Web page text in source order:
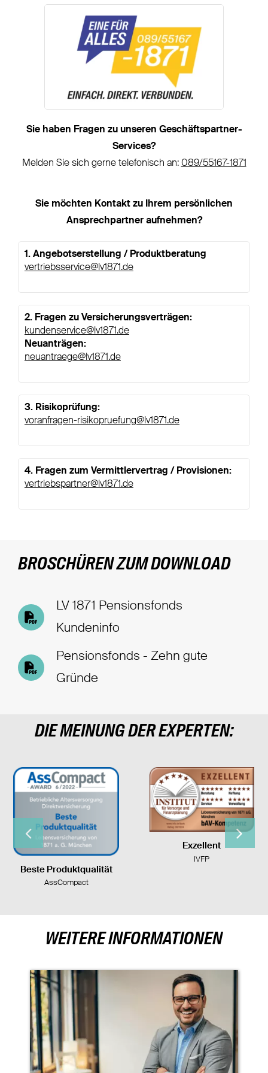
werden kann. Von uns gibt es 5
Sterne, ein Dankeschön und ein
„gern weiter so“!"
Maik Miehe, Vorstand der Diomedea AG
Sie haben Fragen zu unseren Geschäftspartner-
Services?
Melden Sie sich gerne telefonisch an: 089/55167-1871
Sie möchten Kontakt zu Ihrem persönlichen
Ansprechpartner aufnehmen?
1. Angebotserstellung / Produktberatung
vertriebsservice@lv1871.de​​
2. Fragen zu Versicherungsverträgen:
kundenservice@lv1871.de
Neuanträgen:
neuantraege@lv1871.de​​ ​
3. Risikoprüfung:​
voranfragen-risikopruefung@lv1871.de​ ​
4. Fragen zum Vermittlervertrag / Provisionen:​
vertriebspartner@lv1871.de
BROSCHÜREN ZUM DOWNLOAD
LV 1871 Pensionsfonds
Kundeninfo
Pensionsfonds - Zehn gute
Gründe
DIE MEINUNG DER EXPERTEN:
A+ Stark
WEITERE INFORMATIONEN